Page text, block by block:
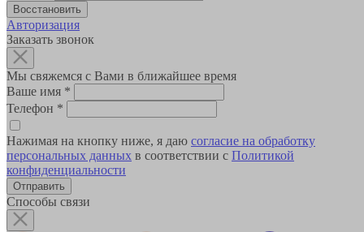
Авторизация
Заказать звонок
Мы свяжемся с Вами в ближайшее время
Ваше имя *
Телефон *
Нажимая на кнопку ниже, я даю согласие на обработку
персональных данных в соответствии с Политикой
конфиденциальности
Способы связи